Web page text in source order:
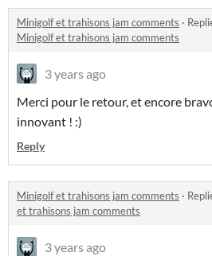
Minigolf et trahisons jam comments ·
Minigolf et trahisons jam comments
3 years ago
Merci pour le retour, et encore
innovant ! :)
Reply
Minigolf et trahisons jam comments ·
et trahisons jam comments
3 years ago